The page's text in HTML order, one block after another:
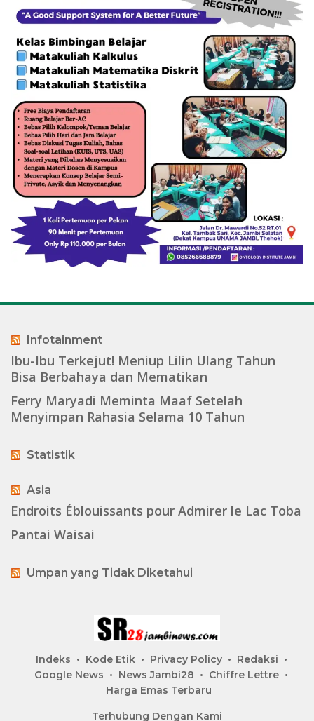
Infotainment
Ibu-Ibu Terkejut! Meniup Lilin Ulang Tahun
Bisa Berbahaya dan Mematikan
Ferry Maryadi Meminta Maaf Setelah
Menyimpan Rahasia Selama 10 Tahun
Statistik
Asia
Endroits Éblouissants pour Admirer le Lac Toba
Pantai Waisai
Umpan yang Tidak Diketahui
Indeks Kode Etik Privacy Policy
Redaksi
Google News
News Jambi28
Chiffre Lettre
Harga Emas Terbaru
Terhubung Dengan Kami